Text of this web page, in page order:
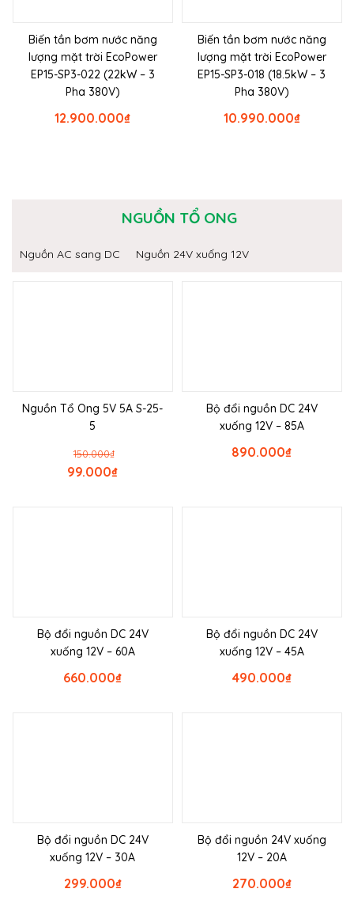
Biến tần bơm nước năng
lượng mặt trời EcoPower
EP15-SP3-022 (22kW – 3
Pha 380V)
₫
12.900.000
Biến tần bơm nước năng
lượng mặt trời EcoPower
EP15-SP3-018 (18.5kW – 3
Pha 380V)
₫
10.990.000
NGUỒN TỔ ONG
Nguồn AC sang DC Nguồn 24V xuống 12V
Nguồn Tổ Ong 5V 5A S-25-
5
₫
150.000
₫
99.000
Bộ đổi nguồn DC 24V
xuống 12V – 85A
₫
890.000
Bộ đổi nguồn DC 24V
xuống 12V – 60A
₫
660.000
Bộ đổi nguồn DC 24V
xuống 12V – 45A
₫
490.000
Bộ đổi nguồn DC 24V
xuống 12V – 30A
₫
299.000
Bộ đổi nguồn 24V xuống
12V – 20A
₫
270.000